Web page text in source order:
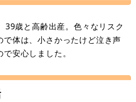
39歳と高齢出産。色々なリスク
で体は、小さかったけど泣き声
安心しました。